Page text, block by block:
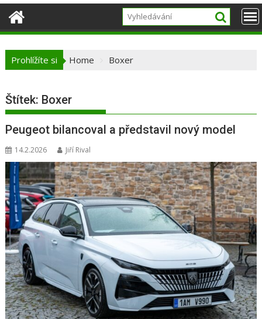
Prohlížíte si Home Boxer
Štítek: Boxer
Peugeot bilancoval a představil nový model
14.2.2026 Jiří Rival